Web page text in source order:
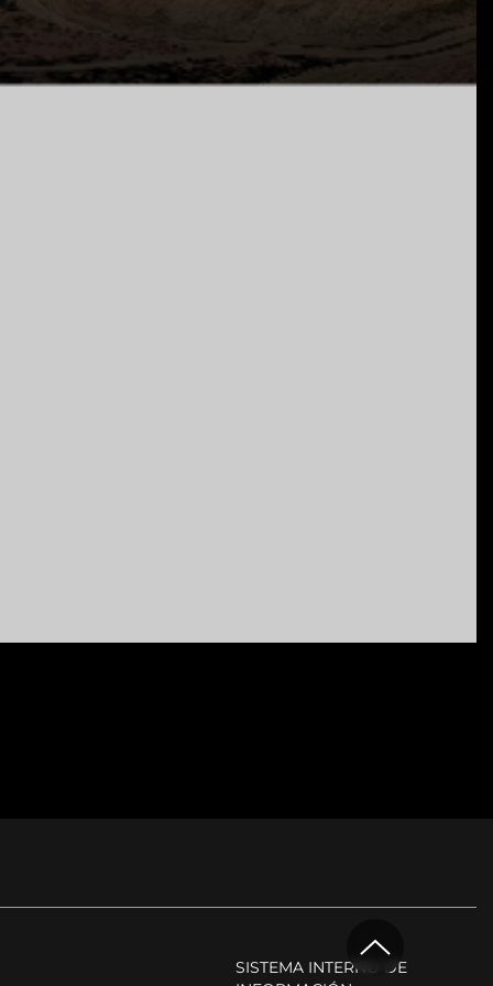
SISTEMA INTERNO DE